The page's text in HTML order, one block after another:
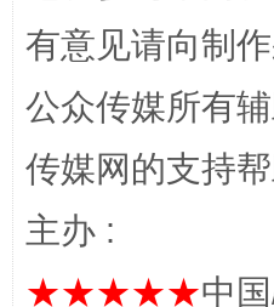
有意见请向制
公众传媒所有
传媒网的支持
主办 :
★★★★★中